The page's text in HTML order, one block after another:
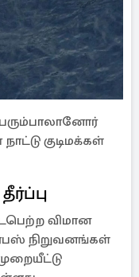
குடிமக்கள்
விமான
நிறுவனங்கள்